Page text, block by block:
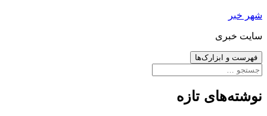
رفتن
نوشته‌ها
شهر خبر
سایت خبری
فهرست و ابزارک‌ها
جستجو
نوشته‌های تازه